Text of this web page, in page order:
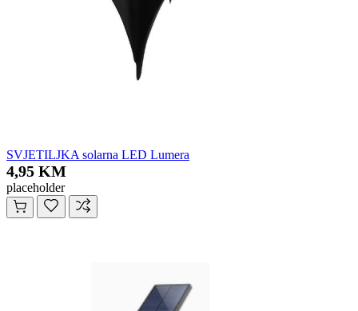
SVJETILJKA solarna LED Lumera
4,95 KM
placeholder